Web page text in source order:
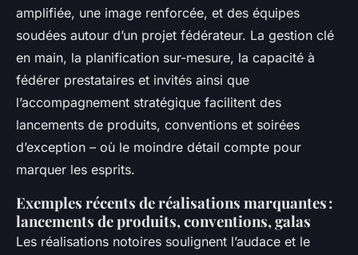
amplifiée, une image renforcée, et des équipes
soudées autour d’un projet fédérateur. La gestion clé
en main, la planification sur-mesure, la capacité à
fédérer prestataires et invités ainsi que
l’accompagnement stratégique facilitent des
lancements de produits, conventions et soirées
d’exception – où le moindre détail compte pour
marquer les esprits.
Exemples récents de réalisations marquantes :
lancements de produits, conventions, galas
Les réalisations notoires soulignent l’audace et le